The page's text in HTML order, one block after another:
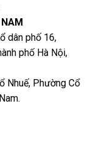
dân phố 16,
phố Hà Nội,
Nhuế, Phường Cổ